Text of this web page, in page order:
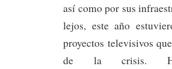
así como por sus
lejos, este año
proyectos televisivos
de la crisis.